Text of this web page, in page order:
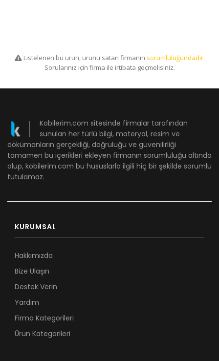
Listelenen bu ürün, ürünü satan firmanın sorumluluğundadır.
Sorularınız için firma ile irtibata geçmelisiniz.
Kobilerim.com sitesinde firmalar tarafından
sunulan her türlü bilgi, materyal, resim ve
dökümanların gerçekliği, doğruluğu ve güvenilirliği
tamamen bu içerikleri ekleyen firmanın sorumluluğu altında
olup, kobilerim.com bu hususlarla ilgili hiç bir şekilde sorumlu
tutulamaz.
KURUMSAL
Hakkımızda
Bize Ulaşın
Destek Verin
Yardım
Firma Kategorileri
Ürün Kategorileri